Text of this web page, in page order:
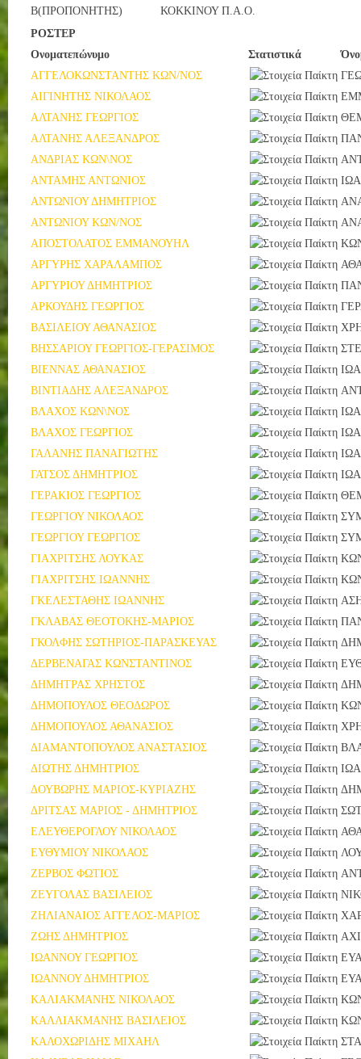
Β(ΠΡΟΠΟΝΗΤΗΣ)
ΚΟΚΚΙΝΟΥ Π.Α.Ο.
ΡΟΣΤΕΡ
Ονοματεπώνυμο
Στατιστικά
ΑΓΓΕΛΟΚΩΝΣΤΑΝΤΗΣ ΚΩΝ/ΝΟΣ
ΑΙΓΙΝΗΤΗΣ ΝΙΚΟΛΑΟΣ
ΑΛΤΑΝΗΣ ΓΕΩΡΓΙΟΣ
ΑΛΤΑΝΗΣ ΑΛΕΞΑΝΔΡΟΣ
ΑΝΔΡΙΑΣ ΚΩΝ\ΝΟΣ
ΑΝΤΑΜΗΣ ΑΝΤΩΝΙΟΣ
ΑΝΤΩΝΙΟΥ ΔΗΜΗΤΡΙΟΣ
ΑΝΤΩΝΙΟΥ ΚΩΝ/ΝΟΣ
ΑΠΟΣΤΟΛΑΤΟΣ ΕΜΜΑΝΟΥΗΛ
ΑΡΓΥΡΗΣ ΧΑΡΑΛΑΜΠΟΣ
ΑΡΓΥΡΙΟΥ ΔΗΜΗΤΡΙΟΣ
ΑΡΚΟΥΔΗΣ ΓΕΩΡΓΙΟΣ
ΒΑΣΙΛΕΙΟΥ ΑΘΑΝΑΣΙΟΣ
ΒΗΣΣΑΡΙΟΥ ΓΕΩΡΓΙΟΣ-ΓΕΡΑΣΙΜΟΣ
ΒΙΕΝΝΑΣ ΑΘΑΝΑΣΙΟΣ
ΒΙΝΤΙΑΔΗΣ ΑΛΕΞΑΝΔΡΟΣ
ΒΛΑΧΟΣ ΚΩΝ\ΝΟΣ
ΒΛΑΧΟΣ ΓΕΩΡΓΙΟΣ
ΓΑΛΑΝΗΣ ΠΑΝΑΓΙΩΤΗΣ
ΓΑΤΣΟΣ ΔΗΜΗΤΡΙΟΣ
ΓΕΡΑΚΙΟΣ ΓΕΩΡΓΙΟΣ
ΓΕΩΡΓΙΟΥ ΝΙΚΟΛΑΟΣ
ΓΕΩΡΓΙΟΥ ΓΕΩΡΓΙΟΣ
ΓΙΑΧΡΙΤΣΗΣ ΛΟΥΚΑΣ
ΓΙΑΧΡΙΤΣΗΣ ΙΩΑΝΝΗΣ
ΓΚΕΛΕΣΤΑΘΗΣ ΙΩΑΝΝΗΣ
ΓΚΛΑΒΑΣ ΘΕΟΤΟΚΗΣ-ΜΑΡΙΟΣ
ΓΚΟΛΦΗΣ ΣΩΤΗΡΙΟΣ-ΠΑΡΑΣΚΕΥΑΣ
ΔΕΡΒΕΝΑΓΑΣ ΚΩΝΣΤΑΝΤΙΝΟΣ
ΔΗΜΗΤΡΑΣ ΧΡΗΣΤΟΣ
ΔΗΜΟΠΟΥΛΟΣ ΘΕΟΔΩΡΟΣ
ΔΗΜΟΠΟΥΛΟΣ ΑΘΑΝΑΣΙΟΣ
ΔΙΑΜΑΝΤΟΠΟΥΛΟΣ ΑΝΑΣΤΑΣΙΟΣ
ΔΙΩΤΗΣ ΔΗΜΗΤΡΙΟΣ
ΔΟΥΒΩΡΗΣ ΜΑΡΙΟΣ-ΚΥΡΙΑΖΗΣ
ΔΡΙΤΣΑΣ ΜΑΡΙΟΣ - ΔΗΜΗΤΡΙΟΣ
ΕΛΕΥΘΕΡΟΓΛΟΥ ΝΙΚΟΛΑΟΣ
ΕΥΘΥΜΙΟΥ ΝΙΚΟΛΑΟΣ
ΖΕΡΒΟΣ ΦΩΤΙΟΣ
ΖΕΥΓΟΛΑΣ ΒΑΣΙΛΕΙΟΣ
ΖΗΛΙΑΝΑΙΟΣ ΑΓΓΕΛΟΣ-ΜΑΡΙΟΣ
ΖΩΗΣ ΔΗΜΗΤΡΙΟΣ
ΙΩΑΝΝΟΥ ΓΕΩΡΓΙΟΣ
ΙΩΑΝΝΟΥ ΔΗΜΗΤΡΙΟΣ
ΚΑΛΙΑΚΜΑΝΗΣ ΝΙΚΟΛΑΟΣ
ΚΑΛΛΙΑΚΜΑΝΗΣ ΒΑΣΙΛΕΙΟΣ
ΚΑΛΟΧΩΡΙΔΗΣ ΜΙΧΑΗΛ